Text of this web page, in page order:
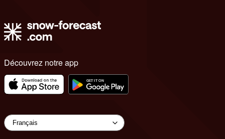
Découvrez notre app